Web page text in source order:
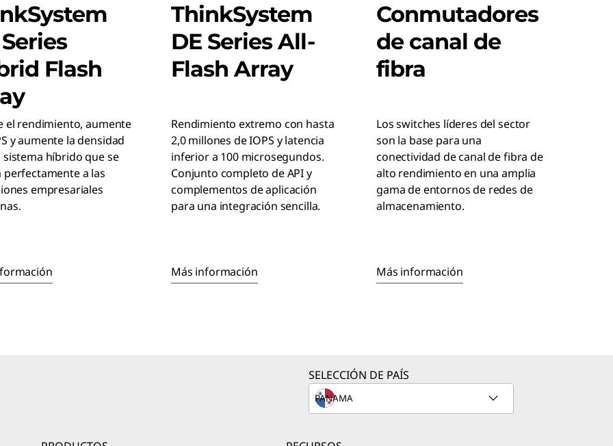
Flash
el rendimiento, aumente
y aumente la densidad
sistema híbrido que se
perfectamente a las
empresariales
ThinkSystem
DE Series All-
Flash Array
Rendimiento extremo con hasta
2,0 millones de IOPS y latencia
inferior a 100 microsegundos.
Conjunto completo de API y
complementos de aplicación
para una integración sencilla.
Más información
Conmutadores
de canal de
fibra
Los switches líderes del sector
son la base para una
conectividad de canal de fibra de
alto rendimiento en una amplia
gama de entornos de redes de
almacenamiento.
Más información
SELECCIÓN DE PAÍS